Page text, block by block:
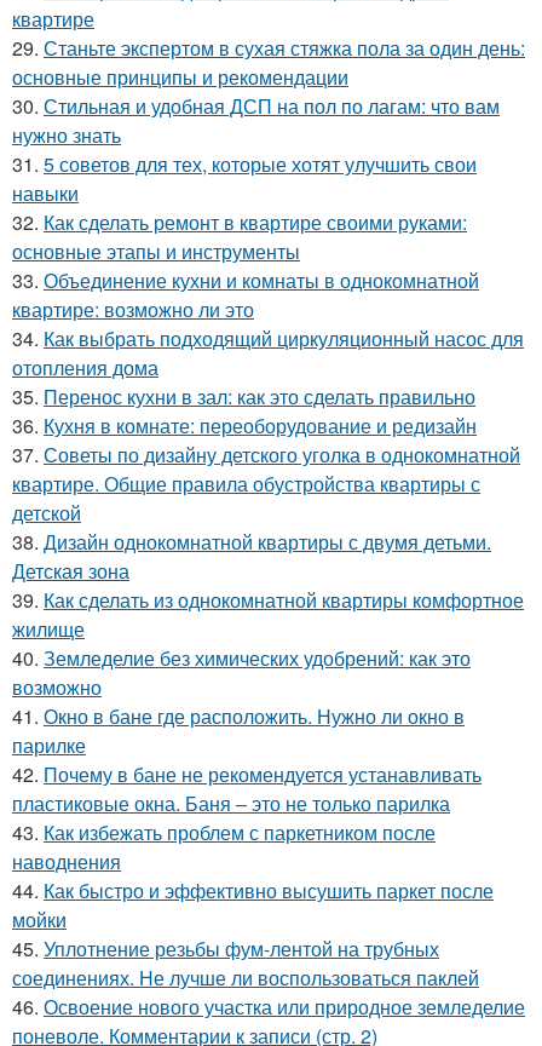
квартире
29. Станьте экспертом в сухая стяжка пола за один день:
основные принципы и рекомендации
30. Стильная и удобная ДСП на пол по лагам: что вам
нужно знать
31. 5 советов для тех, которые хотят улучшить свои
навыки
32. Как сделать ремонт в квартире своими руками:
основные этапы и инструменты
33. Объединение кухни и комнаты в однокомнатной
квартире: возможно ли это
34. Как выбрать подходящий циркуляционный насос для
отопления дома
35. Перенос кухни в зал: как это сделать правильно
36. Кухня в комнате: переоборудование и редизайн
37. Советы по дизайну детского уголка в однокомнатной
квартире. Общие правила обустройства квартиры с
детской
38. Дизайн однокомнатной квартиры с двумя детьми.
Детская зона
39. Как сделать из однокомнатной квартиры комфортное
жилище
40. Земледелие без химических удобрений: как это
возможно
41. Окно в бане где расположить. Нужно ли окно в
парилке
42. Почему в бане не рекомендуется устанавливать
пластиковые окна. Баня – это не только парилка
43. Как избежать проблем с паркетником после
наводнения
44. Как быстро и эффективно высушить паркет после
мойки
45. Уплотнение резьбы фум-лентой на трубных
соединениях. Не лучше ли воспользоваться паклей
46. Освоение нового участка или природное земледелие
поневоле. Комментарии к записи (стр. 2)